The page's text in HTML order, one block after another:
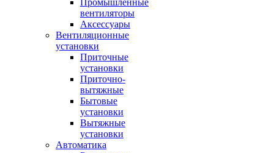
Промышленные
вентиляторы
Аксессуары
Вентиляционные
установки
Приточные
установки
Приточно-
вытяжные
Бытовые
установки
Вытяжные
установки
Автоматика